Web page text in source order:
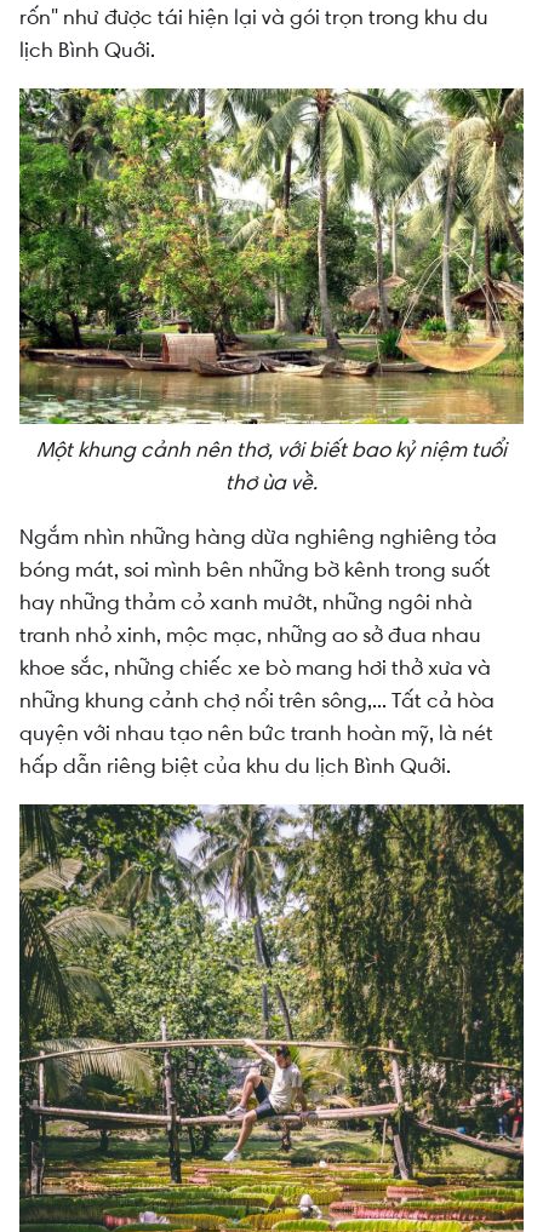
rốn" như được tái hiện lại và gói trọn trong khu du
lịch Bình Quới.
Một khung cảnh nên thơ, với biết bao kỷ niệm tuổi
thơ ùa về.
Ngắm nhìn những hàng dừa nghiêng nghiêng tỏa
bóng mát, soi mình bên những bờ kênh trong suốt
hay những thảm cỏ xanh mướt, những ngôi nhà
tranh nhỏ xinh, mộc mạc, những ao sở đua nhau
khoe sắc, những chiếc xe bò mang hơi thở xưa và
những khung cảnh chợ nổi trên sông,... Tất cả hòa
quyện với nhau tạo nên bức tranh hoàn mỹ, là nét
hấp dẫn riêng biệt của khu du lịch Bình Quới.